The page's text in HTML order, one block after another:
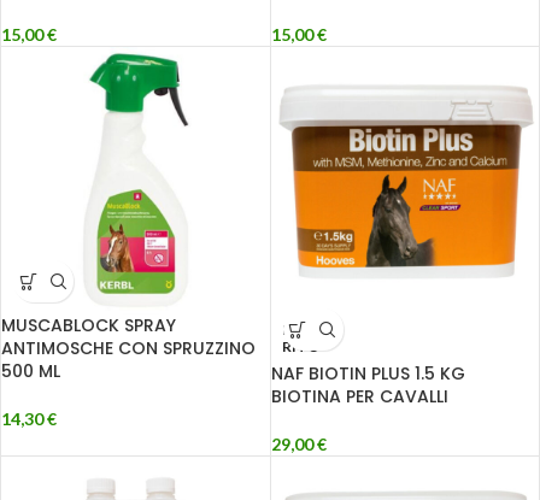
15,00€ 15,00€
MUSCABLOCK SPRAY
ANTIMOSCHE CON SPRUZZINO
500 ML
14,30€
ESAU
RITO
NAF BIOTIN PLUS 1.5 KG
BIOTINA PER CAVALLI
29,00€